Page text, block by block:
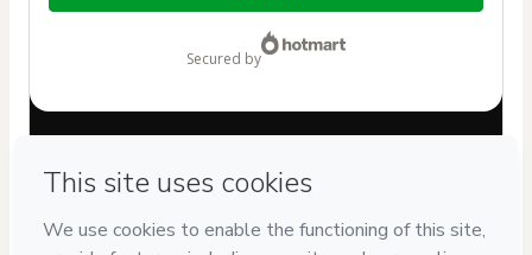
$30.00
secured by
Can't complete this purchase? Please visit our Help Center
provide the code below: